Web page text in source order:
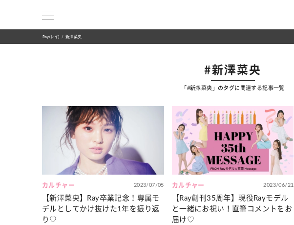
Ray(レイ) 新澤菜央
#新澤菜央
「#新澤菜央」のタグに関連する記事一覧
カルチャー 2023/07/05
【新澤菜央】Ray卒業記念！専属モ
デルとしてかけ抜けた1年を振り返
り♡
カルチャー 2023/06/21
【Ray創刊35周年】現役Rayモデル
と一緒にお祝い！直筆コメントをお
届け♡